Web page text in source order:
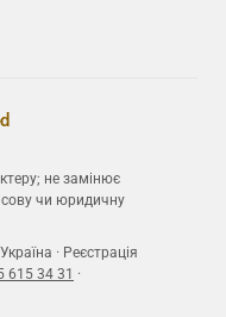
не замінює
чи юридичну
· Реєстрація
615 34 31 ·